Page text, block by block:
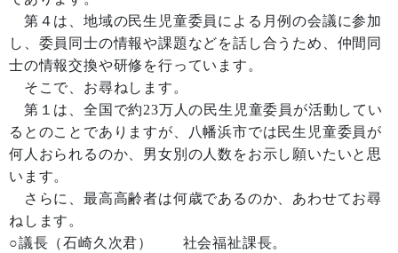
第４は、地域の民生児童委員による月例の会議に参加
し、委員同士の情報や課題などを話し合うため、仲間同
士の情報交換や研修を行っています。
そこで、お尋ねします。
第１は、全国で約23万人の民生児童委員が活動してい
るとのことでありますが、八幡浜市では民生児童委員が
何人おられるのか、男女別の人数をお示し願いたいと思
います。
さらに、最高高齢者は何歳であるのか、あわせてお尋
ねします。
○議長（石崎久次君） 社会福祉課長。